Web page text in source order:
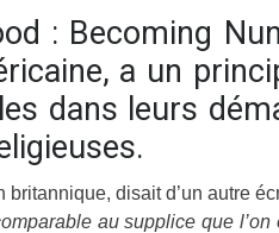
: Becoming
a un
dans leurs
britannique, disait d’un autre
au supplice que